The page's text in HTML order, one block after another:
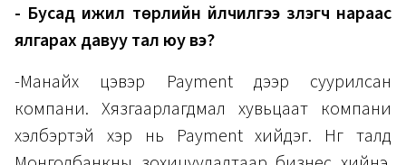
- Бусад ижил төрлийн үйлчилгээ үзүүлэгч нараас
ялгарах давуу тал юу вэ?
-Манайх цэвэр Payment дээр суурилсан
компани. Хязгаарлагдмал хувьцаат компани
хэлбэртэй хэр нь Payment хийдэг. Нөгөө талд